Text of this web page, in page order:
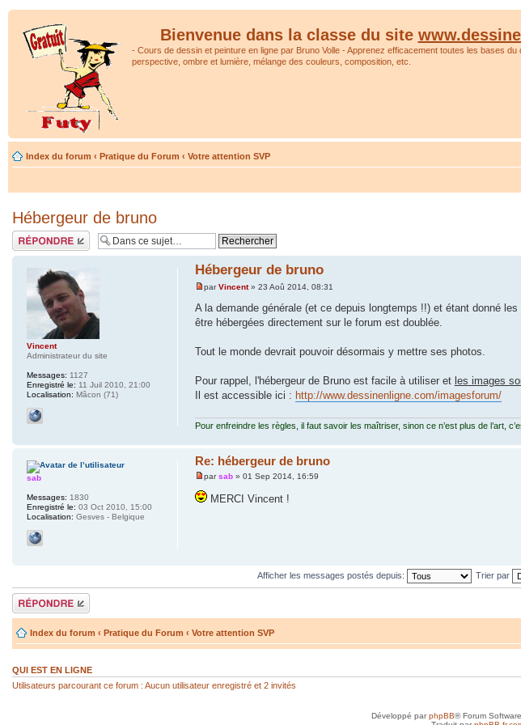
Bienvenue dans la classe du site
- Cours de dessin et peinture en ligne par Bruno Volle - Apprenez efficacement toutes les bases du
perspective, ombre et lumière, mélange des couleurs, composition, etc.
Index du forum ‹ Pratique du Forum ‹ Votre attention SVP
Hébergeur de bruno
Répondre
Hébergeur de bruno
parVincent» 23 Aoû 2014, 08:31
A la demande générale (et ce depuis longtemps !!) et étant donné
être hébergées directement sur le forum est doublée.
Tout le monde devrait pouvoir désormais y mettre ses photos.
Pour rappel, l'hébergeur de Bruno est facile à utiliser et les images
Il est accessible ici : http://www.dessinenligne.com/imagesforum/
Pour enfreindre les règles, il faut savoir les maîtriser, sinon ce n’est plus de l’art,
Vincent
Administrateur du site
Messages: 1127
Enregistré le: 11 Juil 2010, 21:00
Localisation: Mâcon (71)
Re: hébergeur de bruno
parsab» 01 Sep 2014, 16:59
MERCI Vincent !
sab
Messages: 1830
Enregistré le: 03 Oct 2010, 15:00
Localisation: Gesves - Belgique
Afficher les messages postés depuis: Trier par
Répondre
Index du forum ‹ Pratique du Forum ‹ Votre attention SVP
QUI EST EN LIGNE
Utilisateurs parcourant ce forum : Aucun utilisateur enregistré et 2 invités
Développé parphpBB® Forum